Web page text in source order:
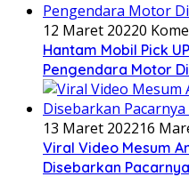
12 Maret 20220
Hantam Mobil Pick
Pengendara Motor
13 Maret 202216
Viral Video Mesum
Disebarkan